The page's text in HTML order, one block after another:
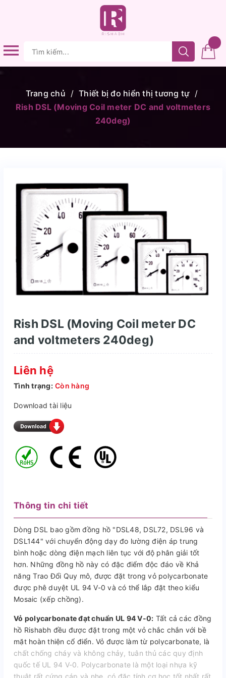
Trang chủ / Thiết bị đo hiển thị tương tự /
Rish DSL (Moving Coil meter DC and voltmeters
240deg)
Rish DSL (Moving Coil meter DC
and voltmeters 240deg)
Liên hệ
Tình trạng: Còn hàng
Download tài liệu
Thông tin chi tiết
Dòng DSL bao gồm đồng hồ "DSL48, DSL72, DSL96 và
DSL144" với chuyển động dạy đo lường điện áp trung
bình hoặc dòng điện mạch liên tục với độ phân giải tốt
hơn. Những đồng hồ này có đặc điểm độc đáo về Khả
năng Trao Đổi Quy mô, được đặt trong vỏ polycarbonate
được phê duyệt UL 94 V-0 và có thể lắp đặt theo kiểu
Mosaic (xếp chồng).
Vỏ polycarbonate đạt chuẩn UL 94 V-0: Tất cả các đồng
hồ Rishabh đều được đặt trong một vỏ chắc chắn với bề
mặt hoàn thiện cổ điển. Vỏ được làm từ polycarbonate, là
chất chống cháy và không chảy, tuân thủ các quy định
quốc tế UL 94 V-0. Polycarbonate là một loại nhựa kỹ
thuật rất cứng cáp và nhẹ, có đặc tính cơ học tốt nhất rất